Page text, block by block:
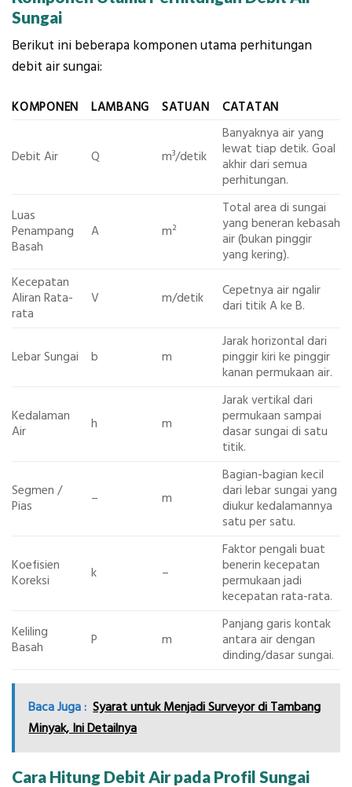
Sungai
Berikut ini beberapa komponen utama perhitungan
debit air sungai:
KOMPONEN LAMBANG SATUAN CATATAN
Debit Air Q m³/detik
Banyaknya air yang
lewat tiap detik. Goal
akhir dari semua
perhitungan.
Luas
Penampang
Basah
A m²
Total area di sungai
yang beneran kebasah
air (bukan pinggir
yang kering).
Kecepatan
Aliran Rata-
rata
V m/detik
Cepetnya air ngalir
dari titik A ke B.
Lebar Sungai b m
Jarak horizontal dari
pinggir kiri ke pinggir
kanan permukaan air.
Kedalaman
Air
h m
Jarak vertikal dari
permukaan sampai
dasar sungai di satu
titik.
Segmen /
Pias
– m
Bagian-bagian kecil
dari lebar sungai yang
diukur kedalamannya
satu per satu.
Koefisien
Koreksi
k –
Faktor pengali buat
benerin kecepatan
permukaan jadi
kecepatan rata-rata.
Keliling
Basah
P m
Panjang garis kontak
antara air dengan
dinding/dasar sungai.
Baca Juga : Syarat untuk Menjadi Surveyor di Tambang
Minyak, Ini Detailnya
Cara Hitung Debit Air pada Profil Sungai